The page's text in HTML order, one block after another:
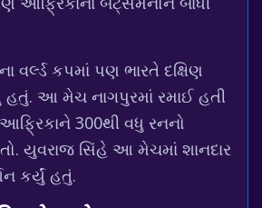
વર્લ્ડ કપમાં પણ ભારતે દક્ષિણ
હતું. આ મેચ નાગપુરમાં રમાઈ હતી
300થી વધુ રનનો
યુવરાજ સિંહે આ મેચમાં શાનદાર
કર્યું હતું.